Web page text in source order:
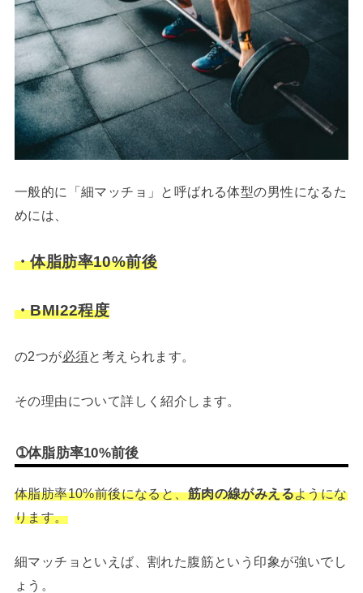
一般的に「細マッチョ」と呼ばれる体型の男性になるた
めには、
・体脂肪率10%前後
・BMI22程度
の2つが必須と考えられます。
その理由について詳しく紹介します。
➀体脂肪率10%前後
体脂肪率10%前後になると、筋肉の線がみえるようにな
ります。
細マッチョといえば、割れた腹筋という印象が強いでし
ょう。